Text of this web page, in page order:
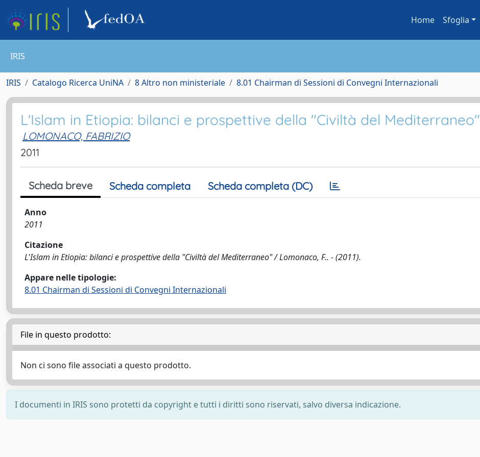
Home Sfoglia
IRIS
IRIS Catalogo Ricerca UniNA 8 Altro non ministeriale 8.01 Chairman di Sessioni di Convegni Internazionali
L'Islam in Etiopia: bilanci e prospettive della "Civiltà del Mediterraneo"
LOMONACO, FABRIZIO
2011
Scheda breve Scheda completa Scheda completa (DC)
Anno
2011
Citazione
L'Islam in Etiopia: bilanci e prospettive della "Civiltà del Mediterraneo" / Lomonaco, F.. - (2011).
Appare nelle tipologie:
8.01 Chairman di Sessioni di Convegni Internazionali
File in questo prodotto:
Non ci sono file associati a questo prodotto.
I documenti in IRIS sono protetti da copyright e tutti i diritti sono riservati, salvo diversa indicazione.